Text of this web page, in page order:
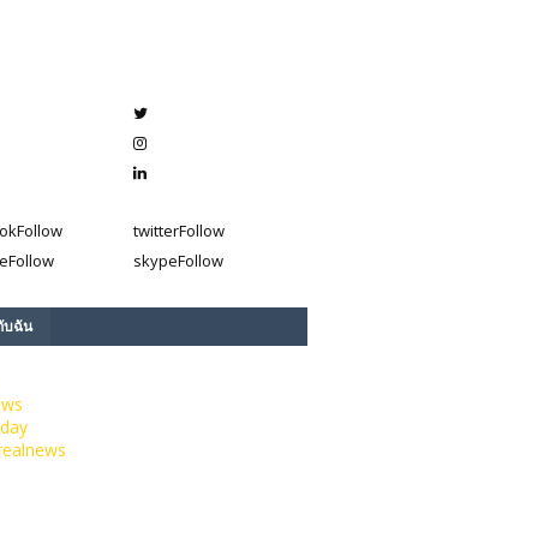
Follow twitterFollow
Follow skypeFollow
บฉัน